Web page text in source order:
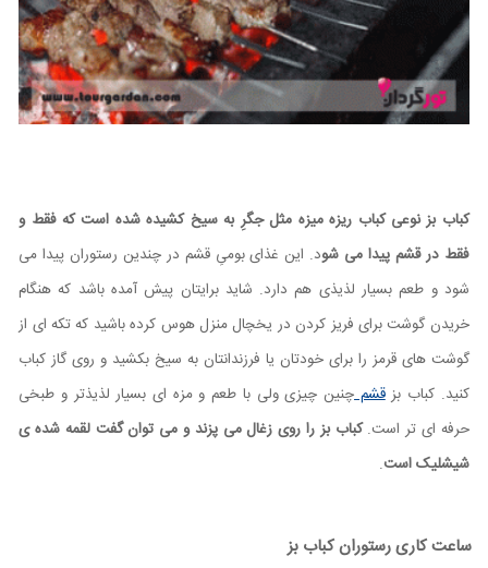
کباب بز نوعی کباب ریزه میزه مثل جگرِ به سیخ کشیده شده است که فقط و
فقط در قشم پیدا می شود. این غذای بومیِ قشم در چندین رستوران پیدا می
شود و طعم بسیار لذیذی هم دارد. شاید برایتان پیش آمده باشد که هنگام
خریدن گوشت برای فریز کردن در یخچال منزل هوس کرده باشید که تکه ای از
گوشت های قرمز را برای خودتان یا فرزندانتان به سیخ بکشید و روی گاز کباب
کنید. کباب بزقشمچنین چیزی ولی با طعم و مزه ای بسیار لذیذتر و طبخی
حرفه ای تر است.کباب بز را روی زغال می پزند و می توان گفت لقمه شده ی
شیشلیک است.
ساعت کاری رستوران کباب بز